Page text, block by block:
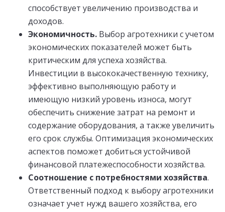
способствует увеличению производства и
доходов.
Экономичность. Выбор агротехники с учетом
экономических показателей может быть
критическим для успеха хозяйства.
Инвестиции в высококачественную технику,
эффективно выполняющую работу и
имеющую низкий уровень износа, могут
обеспечить снижение затрат на ремонт и
содержание оборудования, а также увеличить
его срок службы. Оптимизация экономических
аспектов поможет добиться устойчивой
финансовой платежеспособности хозяйства.
Соотношение с потребностями хозяйства.
Ответственный подход к выбору агротехники
означает учет нужд вашего хозяйства, его